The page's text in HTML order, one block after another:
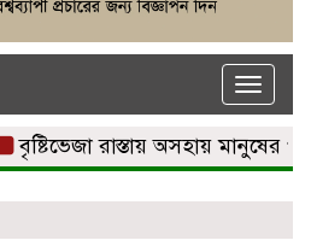
Toggle
রাস্তায় অসহায় মানুষের